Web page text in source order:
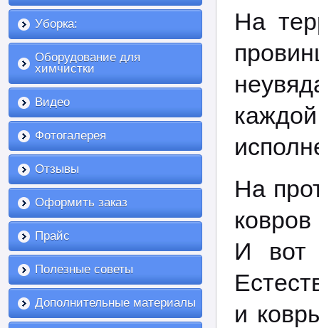
Уборка:
Оборудование для
химчистки
Видео
Фотогалерея
Отзывы
Оформить заказ
Прайс
Полезные советы
Дополнительные материалы
На
На
И вот
и